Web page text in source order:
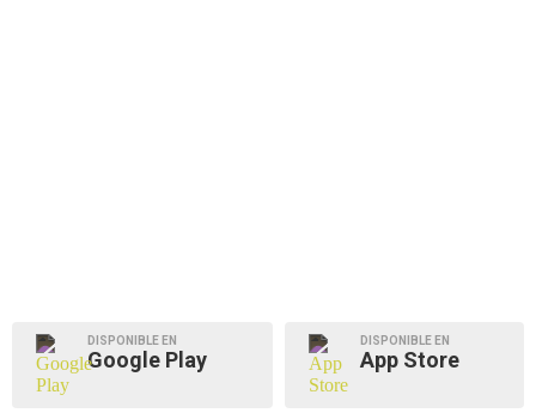
DISPONIBLE EN
Google Play
DISPONIBLE EN
App Store